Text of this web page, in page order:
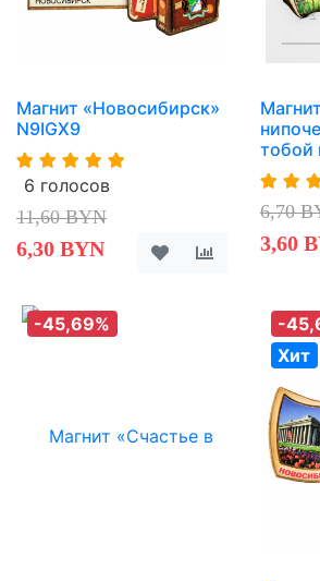
Магнит «Новосибирск»
N9IGX9
6 голосов
11,60 BYN
6,30 BYN
тобой
6,70
3,60
-45,69%
-
Хит